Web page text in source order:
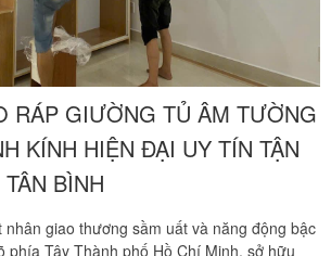
RÁP GIƯỜNG TỦ ÂM TƯỜNG
KÍNH HIỆN ĐẠI UY TÍN TẬN
BÌNH
nhân giao thương sầm uất và năng động bậc
phía Tây Thành phố Hồ Chí Minh, sở hữu